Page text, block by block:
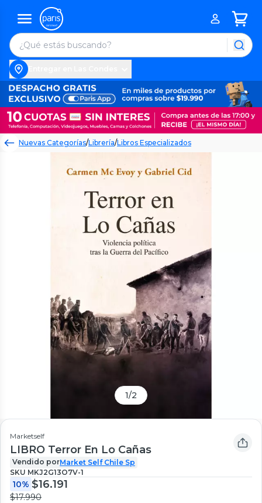
Nuevas Categorías/Librería/Libros Especializados
1/2
Marketself
LIBRO Terror En Lo Cañas
Vendido porMarket Self Chile Sp
SKU MKJ2G13O7V-1
10% $16.191
$17.990